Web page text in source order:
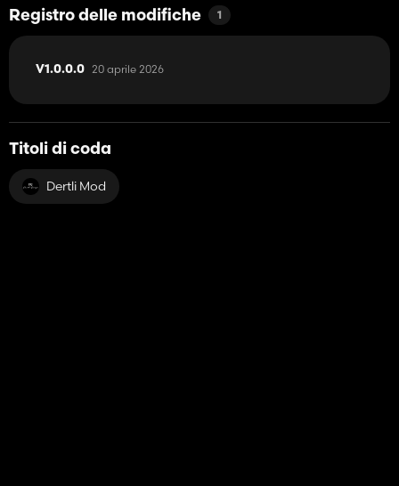
Registro delle modifiche 1
V1.0.0.0 20 aprile 2026
Titoli di coda
Dertli Mod